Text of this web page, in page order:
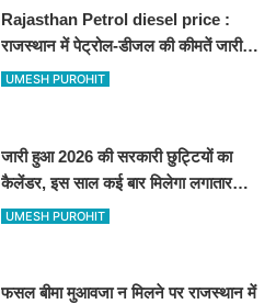
Rajasthan Petrol diesel price :
राजस्थान में पेट्रोल-डीजल की कीमतें जारी,
जानिए बीकानेर समेत पुरे प्रदेश में नए रेट
UMESH PUROHIT
जारी हुआ 2026 की सरकारी छुट्टियों का
कैलेंडर, इस साल कई बार मिलेगा लगातार
अवकाश, देखें
UMESH PUROHIT
फसल बीमा मुआवजा न मिलने पर राजस्थान में